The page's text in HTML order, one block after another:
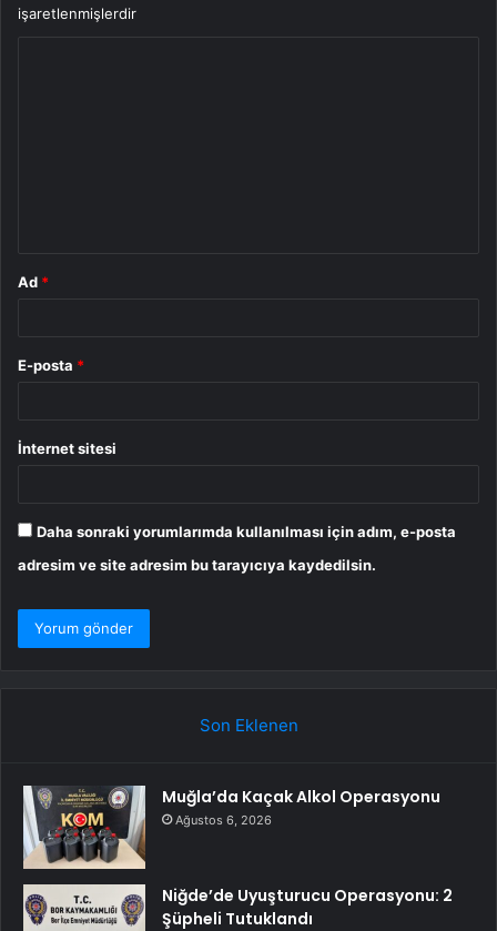
işaretlenmişlerdir
Ad *
E-posta *
İnternet sitesi
Daha sonraki yorumlarımda kullanılması için adım, e-posta
adresim ve site adresim bu tarayıcıya kaydedilsin.
Son Eklenen
Muğla’da Kaçak Alkol Operasyonu
Ağustos 6, 2026
Niğde’de Uyuşturucu Operasyonu: 2
Şüpheli Tutuklandı